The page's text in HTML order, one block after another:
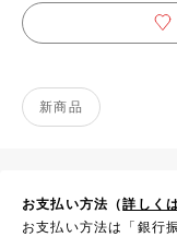
新商品
お支払い方法（詳しく
お支払い方法は「銀行